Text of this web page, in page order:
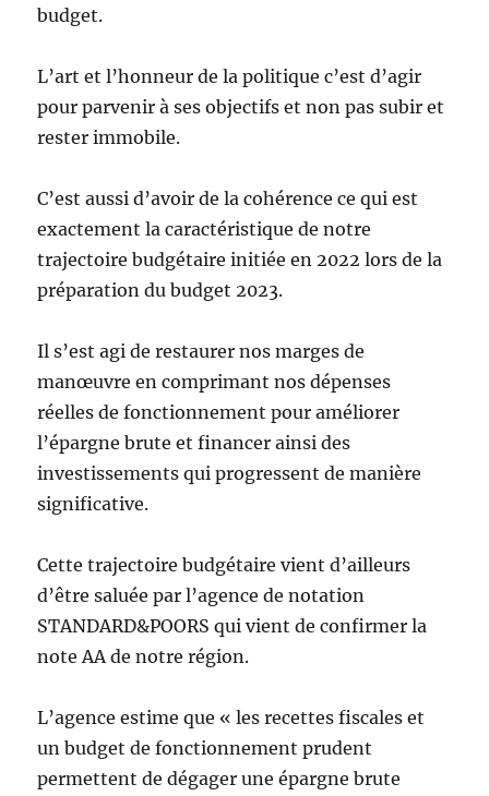
budget.
L’art et l’honneur de la politique c’est d’agir
pour parvenir à ses objectifs et non pas subir et
rester immobile.
C’est aussi d’avoir de la cohérence ce qui est
exactement la caractéristique de notre
trajectoire budgétaire initiée en 2022 lors de la
préparation du budget 2023.
Il s’est agi de restaurer nos marges de
manœuvre en comprimant nos dépenses
réelles de fonctionnement pour améliorer
l’épargne brute et financer ainsi des
investissements qui progressent de manière
significative.
Cette trajectoire budgétaire vient d’ailleurs
d’être saluée par l’agence de notation
STANDARD&POORS qui vient de confirmer la
note AA de notre région.
L’agence estime que « les recettes fiscales et
un budget de fonctionnement prudent
permettent de dégager une épargne brute